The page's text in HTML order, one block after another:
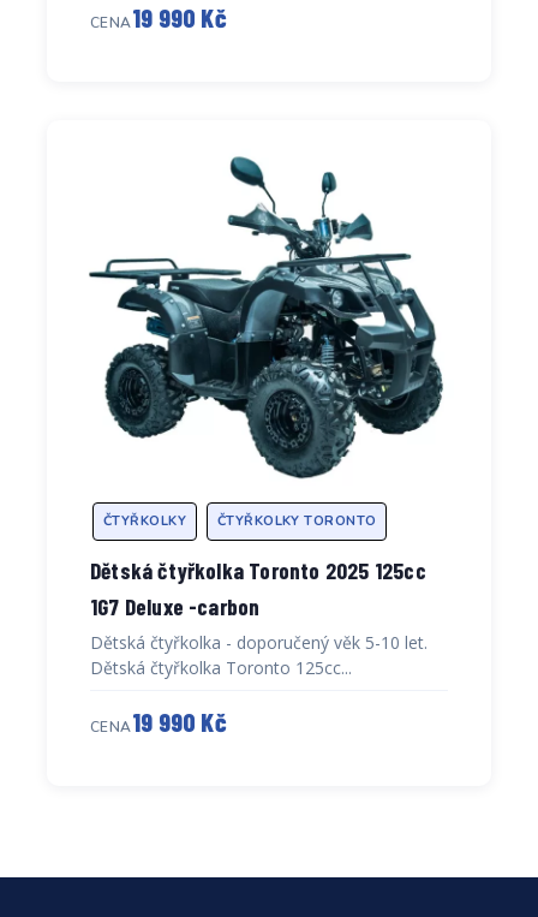
CENA19 990 Kč
ČTYŘKOLKY ČTYŘKOLKY TORONTO
Dětská čtyřkolka Toronto 2025 125cc
1G7 Deluxe -carbon
Dětská čtyřkolka - doporučený věk 5-10 let.
Dětská čtyřkolka Toronto 125cc...
CENA19 990 Kč